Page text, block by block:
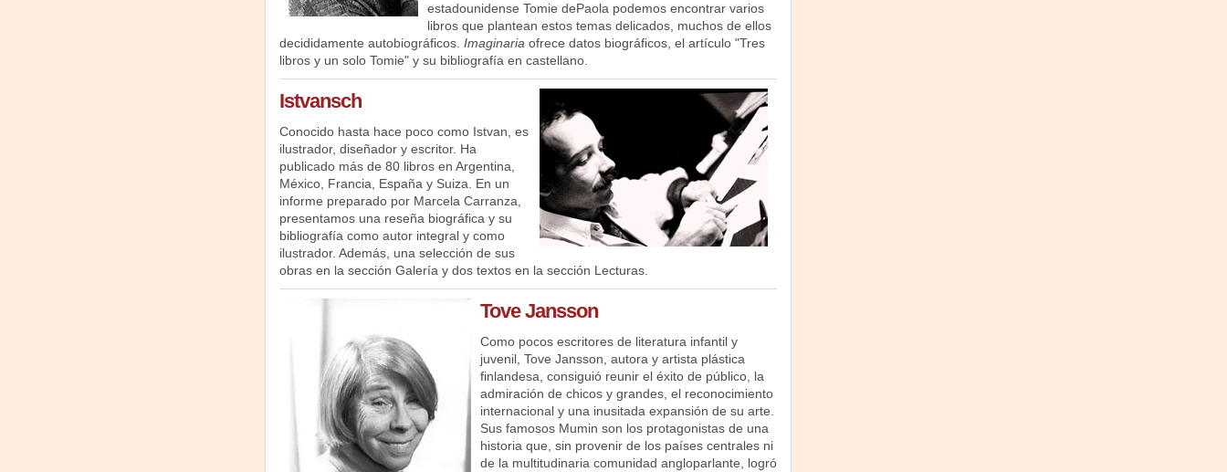
estadounidense Tomie dePaola podemos encontrar varios
libros que plantean estos temas delicados, muchos de ellos
decididamente autobiográficos. Imaginaria ofrece datos biográficos, el artículo "Tres
libros y un solo Tomie" y su bibliografía en castellano.
Istvansch
Conocido hasta hace poco como Istvan, es
ilustrador, diseñador y escritor. Ha
publicado más de 80 libros en Argentina,
México, Francia, España y Suiza. En un
informe preparado por Marcela Carranza,
presentamos una reseña biográfica y su
bibliografía como autor integral y como
ilustrador. Además, una selección de sus
obras en la sección Galería y dos textos en la sección Lecturas.
Tove Jansson
Como pocos escritores de literatura infantil y
juvenil, Tove Jansson, autora y artista plástica
finlandesa, consiguió reunir el éxito de público, la
admiración de chicos y grandes, el reconocimiento
internacional y una inusitada expansión de su arte.
Sus famosos Mumin son los protagonistas de una
historia que, sin provenir de los países centrales ni
de la multitudinaria comunidad angloparlante, logró